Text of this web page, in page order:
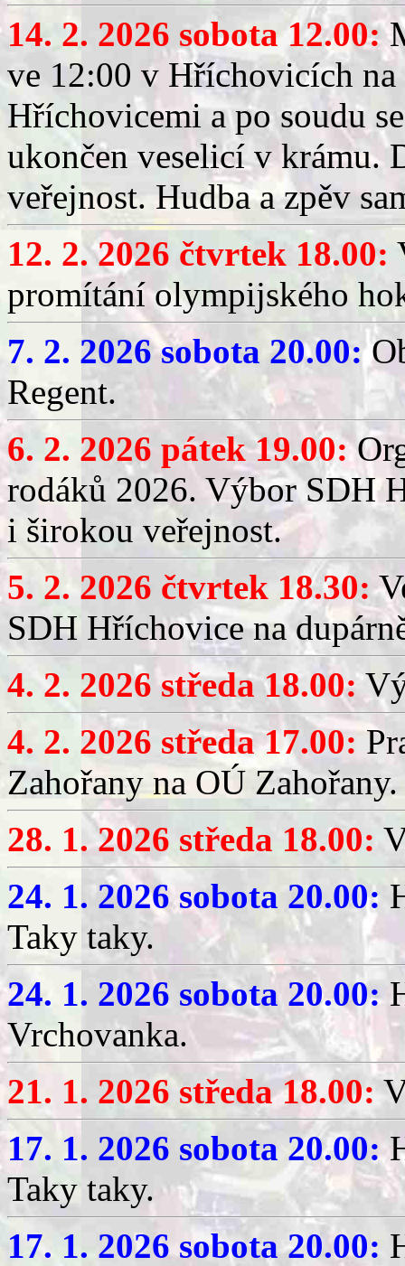
14. 2. 2026 sobota 12.00:
ve 12:00 v Hříchovicích
Hříchovicemi a po soudu
ukončen veselicí v krámu.
veřejnost. Hudba a zpěv
12. 2. 2026 čtvrtek 18.00:
promítání olympijského
7. 2. 2026 sobota 20.00:
Regent.
6. 2. 2026 pátek 19.00:
rodáků 2026. Výbor SDH
i širokou veřejnost.
5. 2. 2026 čtvrtek 18.30:
SDH Hříchovice na
4. 2. 2026 středa 18.00:
4. 2. 2026 středa 17.00:
Zahořany na OÚ Zahořany.
28. 1. 2026 středa 18.00:
24. 1. 2026 sobota 20.00:
Taky taky.
24. 1. 2026 sobota 20.00:
Vrchovanka.
21. 1. 2026 středa 18.00:
17. 1. 2026 sobota 20.00:
Taky taky.
17. 1. 2026 sobota 20.00: